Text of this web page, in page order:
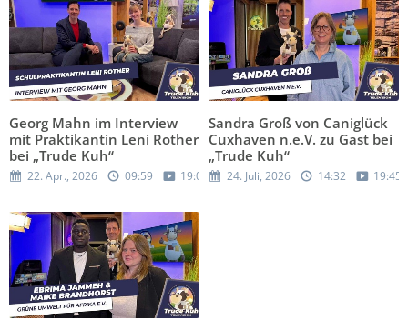
Georg Mahn im Interview
mit Praktikantin Leni Rother
bei „Trude Kuh“
22. Apr., 2026 09:59 19:05
Sandra Groß von Caniglück
Cuxhaven n.e.V. zu Gast bei
„Trude Kuh“
24. Juli, 2026 14:32 19:45